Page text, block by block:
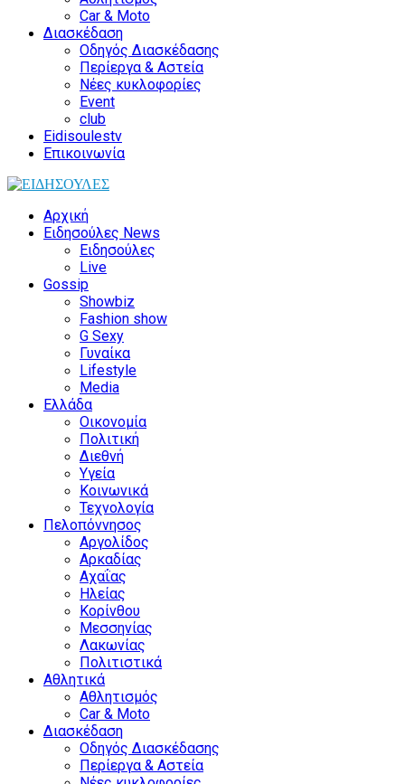
Car & Moto
Διασκέδαση
Οδηγός Διασκέδασης
Περίεργα & Αστεία
Νέες κυκλοφορίες
Event
club
Eidisoulestv
Επικοινωνία
Αρχική
Ειδησούλες News
Ειδησούλες
Live
Gossip
Showbiz
Fashion show
G Sexy
Γυναίκα
Lifestyle
Media
Ελλάδα
Οικονομία
Πολιτική
Διεθνή
Υγεία
Κοινωνικά
Τεχνολογία
Πελοπόννησος
Αργολίδος
Αρκαδίας
Αχαΐας
Ηλείας
Κορίνθου
Μεσσηνίας
Λακωνίας
Πολιτιστικά
Αθλητικά
Αθλητισμός
Car & Moto
Διασκέδαση
Οδηγός Διασκέδασης
Περίεργα & Αστεία